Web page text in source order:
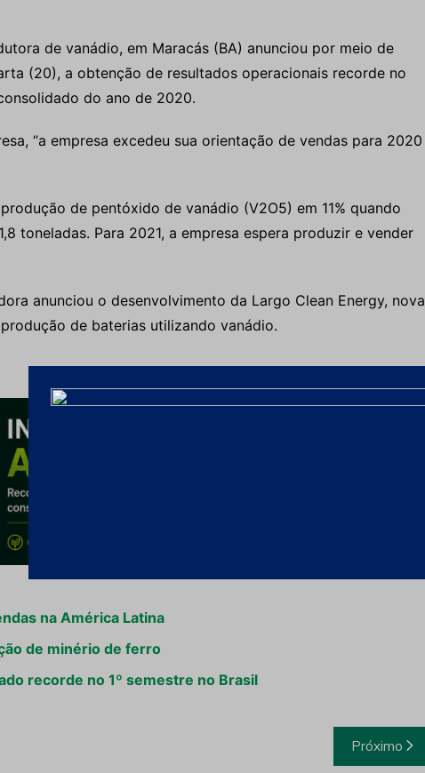
de vanádio, em Maracás (BA) anunciou por meio de
(20), a obtenção de resultados operacionais recorde no
do ano de 2020.
“a empresa excedeu sua orientação de vendas para 2020
de pentóxido de vanádio (V2O5) em 11% quando
toneladas. Para 2021, a empresa espera produzir e vender
anunciou o desenvolvimento da Largo Clean Energy, nova
de baterias utilizando vanádio.
na América Latina
de minério de ferro
recorde no 1º semestre no Brasil
Próximo